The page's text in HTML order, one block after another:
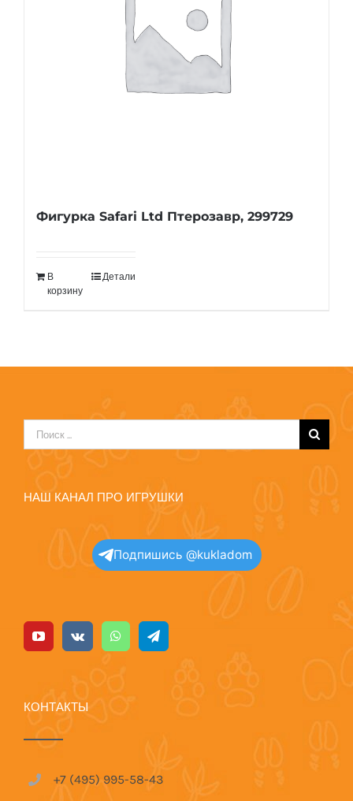
Фигурка Safari Ltd Птерозавр, 299729
В
корзину
Детали
Результат
поиска:
НАШ КАНАЛ ПРО ИГРУШКИ
Подпишись @kukladom
КОНТАКТЫ
+7 (495) 995-58-43